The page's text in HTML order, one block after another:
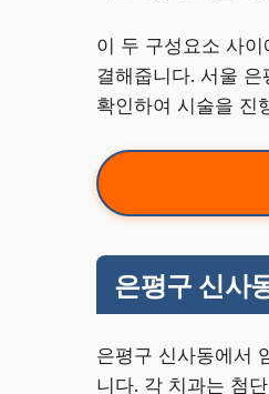
이 두 구성요소 사이
결해줍니다. 서울
확인하여 시술을 진
은평구 신사
은평구 신사동에서
니다. 각 치과는 첨